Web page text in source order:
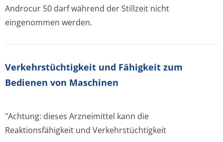
Androcur 50 darf während der Stillzeit nicht
eingenommen werden.
Verkehrstüchtig­keit und Fähigkeit zum
Bedienen von Maschinen
"Achtung: dieses Arzneimittel kann die
Reaktionsfähigkeit und Verkehrstüchtigkeit